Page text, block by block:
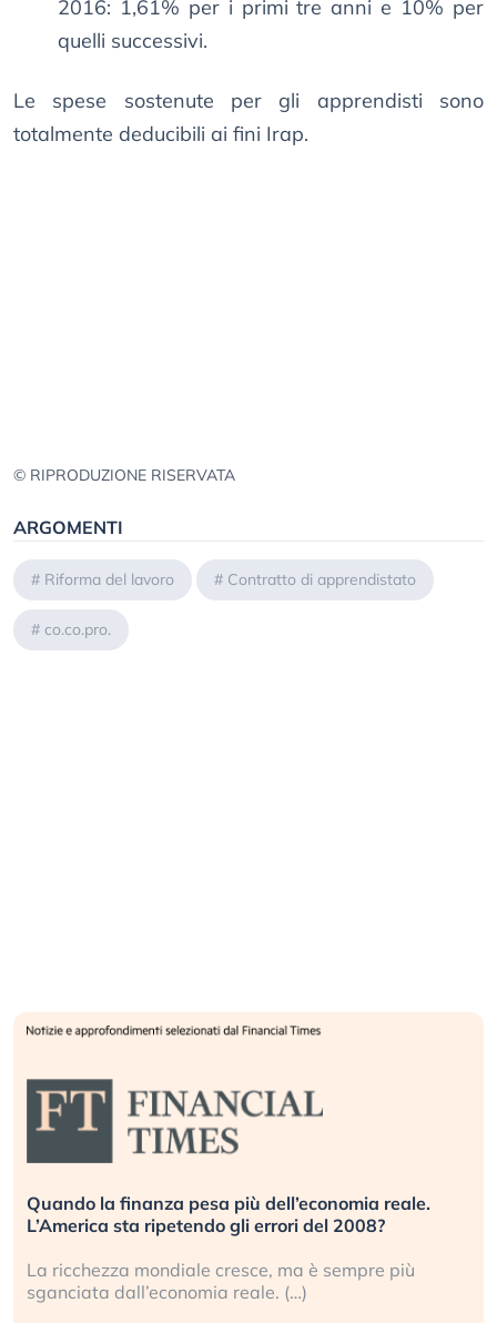
2016: 1,61% per i primi tre anni e 10% per
quelli successivi.
Le spese sostenute per gli apprendisti sono
totalmente deducibili ai fini Irap.
© RIPRODUZIONE RISERVATA
ARGOMENTI
# Riforma del lavoro # Contratto di apprendistato
# co.co.pro.
reale.
del 2008?
è sempre più
(…)
Russia e Cina pronti a
investitori stanno
Gli investitori tech continuano
geopolitico: il (…)